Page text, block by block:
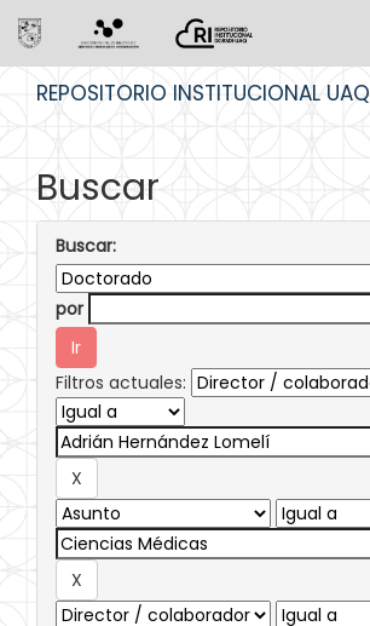
REPOSITORIO INSTITUCIONAL UAQ
Buscar
Buscar:
por
Filtros actuales: